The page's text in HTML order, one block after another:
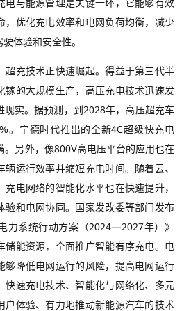
电与能源管理是关键一环，它能够有效
，优化充电效率和电网负荷均衡，减少
体验和安全性。
超充技术正快速崛起。得益于第三代半
镓的大规模生产，高压充电技术迅速发
现实。据预测，到2028年，高压超充车
。宁德时代推出的全新4C超级快充电
。另外，像800V高电压平台的应用也在
运行效率并缩短充电时间。随着云、
电网络的智能化水平也在快速提升，
验和电网协同。国家发改委等部门发布
力系统行动方案（2024—2027年）》
储能资源，全面推广智能有序充电。电
够降低电网运行的风险，提高电网运行
快速充电技术、智能化与网络化、多元
户体验、有力地推动新能源汽车的技术